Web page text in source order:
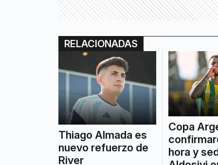
RELACIONADAS
Thiago Almada es
nuevo refuerzo de
River
Copa
hora y